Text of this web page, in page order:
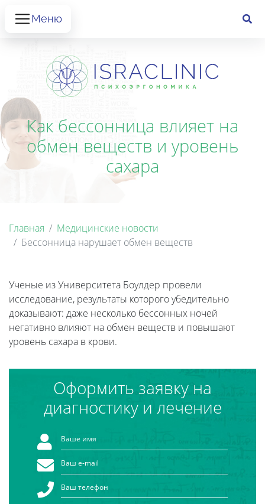
Меню
Как бессонница влияет на
обмен веществ и уровень
сахара
Главная
Медицинские новости
Бессонница нарушает обмен веществ
Ученые из Университета Боулдер провели
исследование, результаты которого убедительно
доказывают: даже несколько бессонных ночей
негативно влияют на обмен веществ и повышают
уровень сахара в крови.
Оформить заявку на
диагностику и лечение